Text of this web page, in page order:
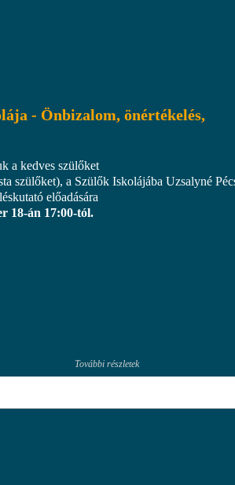
- Önbizalom, önértékelés,
a kedves szülőket
szülőket), a Szülők Iskolájába Uzsalyné
előadására
18-án 17:00-tól.
További részletek